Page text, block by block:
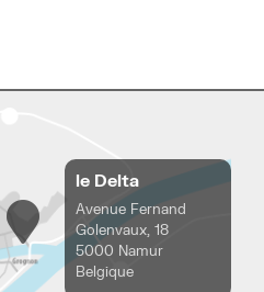
le Delta
Avenue Fernand
Golenvaux, 18
5000 Namur
Belgique